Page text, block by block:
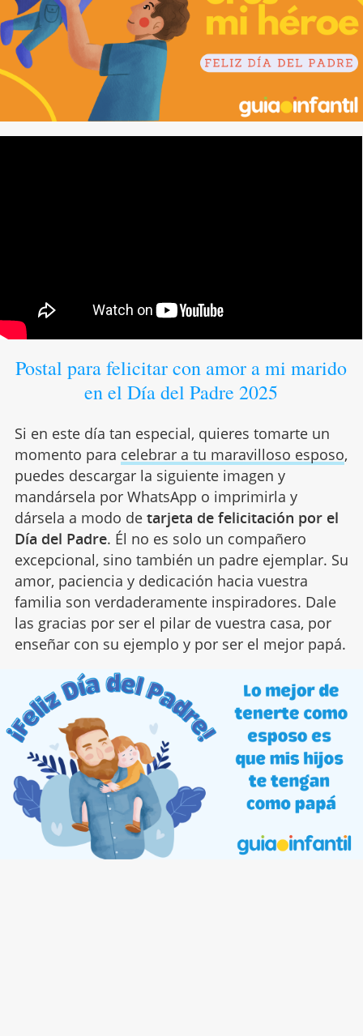
Postal para felicitar con amor a mi marido
en el Día del Padre 2025
Si en este día tan especial, quieres tomarte un
momento para celebrar a tu maravilloso esposo,
puedes descargar la siguiente imagen y
mandársela por WhatsApp o imprimirla y
dársela a modo de tarjeta de felicitación por el
Día del Padre. Él no es solo un compañero
excepcional, sino también un padre ejemplar. Su
amor, paciencia y dedicación hacia vuestra
familia son verdaderamente inspiradores. Dale
las gracias por ser el pilar de vuestra casa, por
enseñar con su ejemplo y por ser el mejor papá.